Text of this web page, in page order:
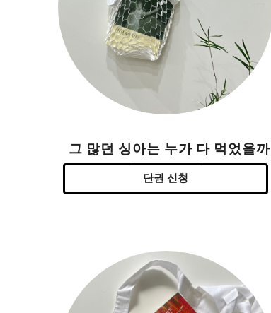
그 많던 싱아는 누가 다 먹었을까
단권 신청